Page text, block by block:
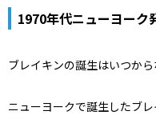
1970年代ニューヨーク
ブレイキンの誕生はいつから
ニューヨークで誕生したブ